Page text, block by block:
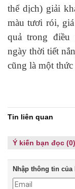
thể dịch) giải
màu tươi rói,
quả trong điều
ngày thời tiết
cũng là một
Tin liên quan
Ý kiến bạn đọc (0)
Nhập thông tin của